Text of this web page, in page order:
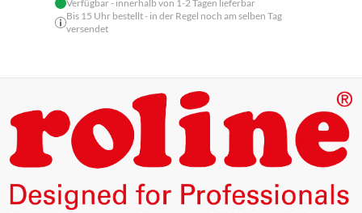
Verfügbar - innerhalb von 1-2 Tagen lieferbar
Bis 15 Uhr bestellt - in der Regel noch am selben Tag
versendet